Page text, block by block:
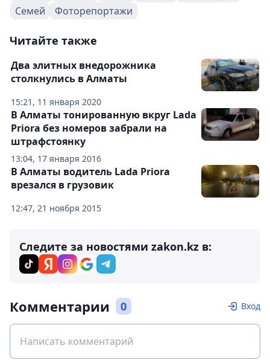
Семей
Фоторепортажи
Читайте также
15:21, 11 января 2020
Два элитных внедорожника
столкнулись в Алматы
13:04, 17 января 2016
В Алматы тонированную вкруг Lada
Priora без номеров забрали на
штрафстоянку
12:47, 21 ноября 2015
В Алматы водитель Lada Priora
врезался в грузовик
Следите за новостями zakon.kz в:
Комментарии 0 Вход